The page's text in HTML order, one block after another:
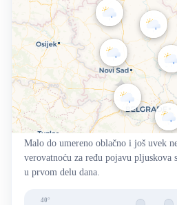
Malo do umereno oblačno i još uvek
verovatnoću za ređu pojavu
u prvom delu dana.
40°